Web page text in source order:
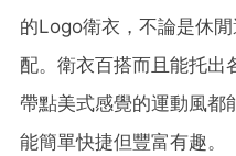
的Logo衛衣，不論是休
配。衛衣百搭而且能托出
帶點美式感覺的運動風都
能簡單快捷但豐富有趣。